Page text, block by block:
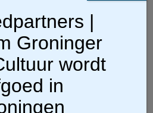
|
Groninger
wordt
in